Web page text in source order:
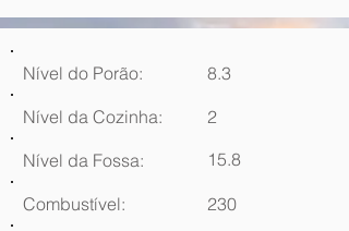
Nível do Porão:
8.3
Nível da Cozinha:
2
Nível da Fossa:
15.8
Combustível:
230